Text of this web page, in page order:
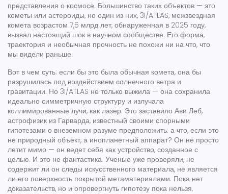
представления о космосе. Большинство таких объектов — это
кометы или астероиды, но один из них, 3I/ATLAS, межзвездная
комета возрастом 7,5 млрд лет, обнаруженная в 2025 году,
вызвал настоящий шок в научном сообществе. Его форма,
траектория и необычная прочность не похожи ни на что, что
мы видели раньше.
Вот в чем суть: если бы это была обычная комета, она бы
разрушилась под воздействием солнечного ветра и
гравитации. Но 3I/ATLAS не только выжила — она сохранила
идеально симметричную структуру и излучала
коллимированные лучи, как лазер. Это заставило Ави Леб,
астрофизик из Гарварда, известный своими спорными
гипотезами о внеземном разуме предположить: а что, если это
не природный объект, а инопланетный аппарат? Он не просто
летит мимо — он ведет себя как устройство, созданное с
целью. И это не фантастика. Ученые уже проверяли, не
содержит ли он следы искусственного материала, не является
ли его поверхность покрытой метаматериалами. Пока нет
доказательств, но и опровергнуть гипотезу пока нельзя.